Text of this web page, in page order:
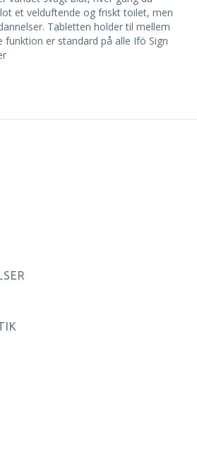
et velduftende og friskt toilet, men
Tabletten holder til mellem
funktion er standard på alle Ifö Sign